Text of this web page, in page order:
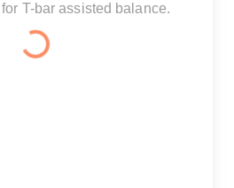
T-bar assisted balance.